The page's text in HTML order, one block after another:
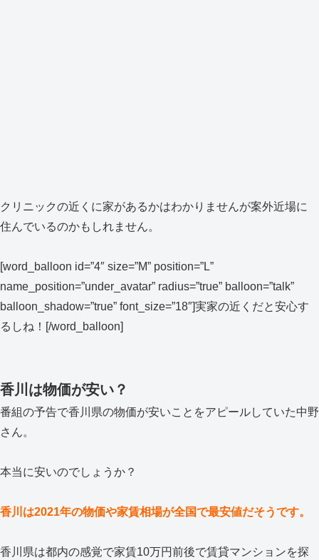
クリニックの近くに家があるかはわかりませんが案外近場に
住んでいるのかもしれません。
[word_balloon id=”4″ size=”M” position=”L”
name_position=”under_avatar” radius=”true” balloon=”talk”
balloon_shadow=”true” font_size=”18″]実家の近くだと安心す
るしね！[/word_balloon]
香川は物価が安い？
番組の予告で香川県の物価が安いことをアピールしていた中野
さん。
本当に安いのでしょうか？
香川は2021年の物価や家賃相場が全国で最安値だそうです。
香川県は都内の感覚で家賃10万円前後で賃貸マンションを探